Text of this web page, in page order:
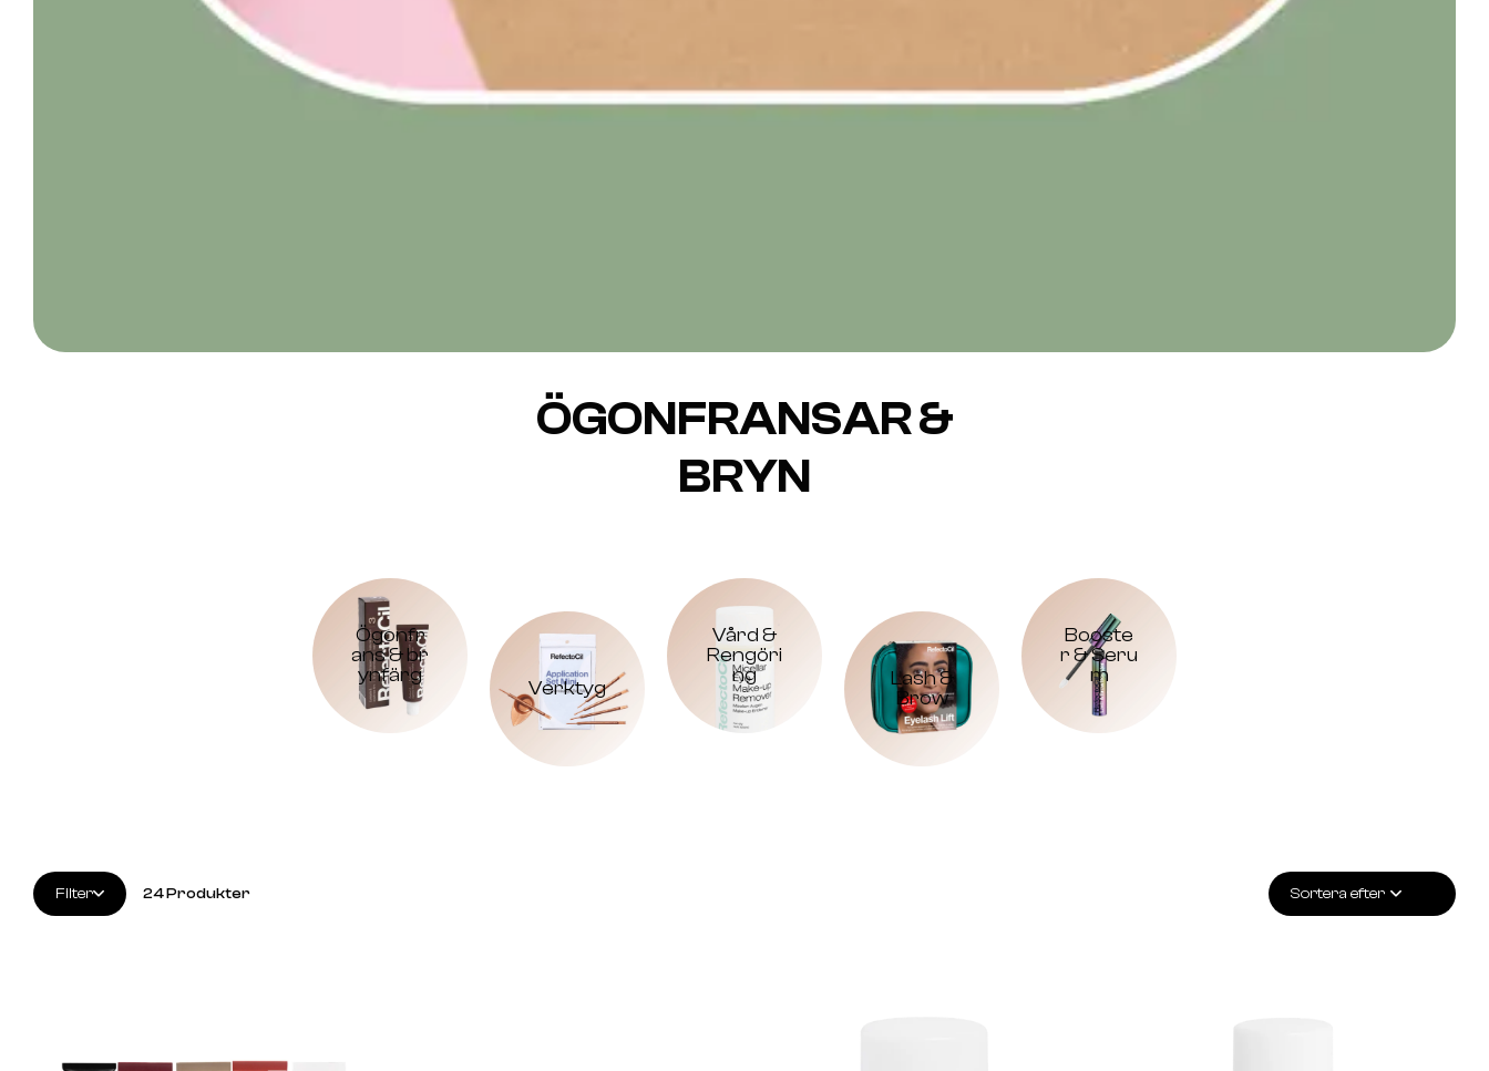
ÖGONFRANSAR &
BRYN
Ögonfr
ans & br
ynfärg
Verktyg
Vård &
Rengöri
ng
Lash &
Brow
Booste
r & Seru
m
Filter 24Produkter Sortera efter